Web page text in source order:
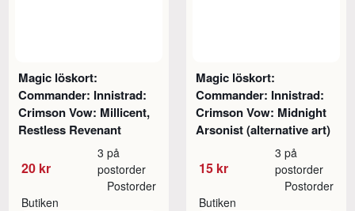
Magic löskort:
Commander: Innistrad:
Crimson Vow: Millicent,
Restless Revenant
20 kr
3 på
postorder
Butiken
Postorder
Magic löskort:
Commander: Innistrad:
Crimson Vow: Midnight
Arsonist (alternative art)
15 kr
3 på
postorder
Butiken
Postorder